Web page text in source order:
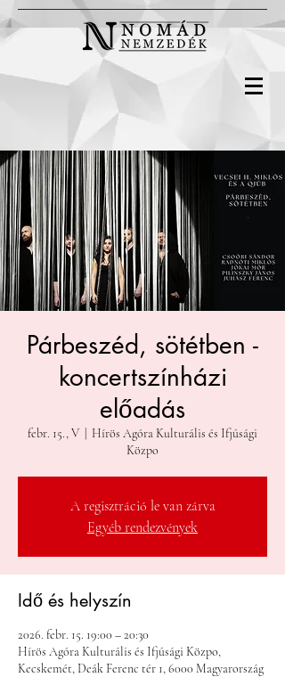
Párbeszéd, sötétben -
koncertszínházi
előadás
febr. 15., V
Hírös Agóra Kulturális és Ifjúsági
Közpo
A regisztráció le van zárva
Egyéb rendezvények
Idő és helyszín
2026. febr. 15. 19:00 – 20:30
Hírös Agóra Kulturális és Ifjúsági Közpo,
Kecskemét, Deák Ferenc tér 1, 6000 Magyarország